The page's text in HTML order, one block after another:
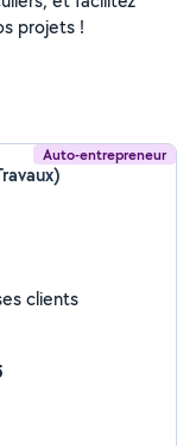
projets !
Auto-entrepreneur
clients